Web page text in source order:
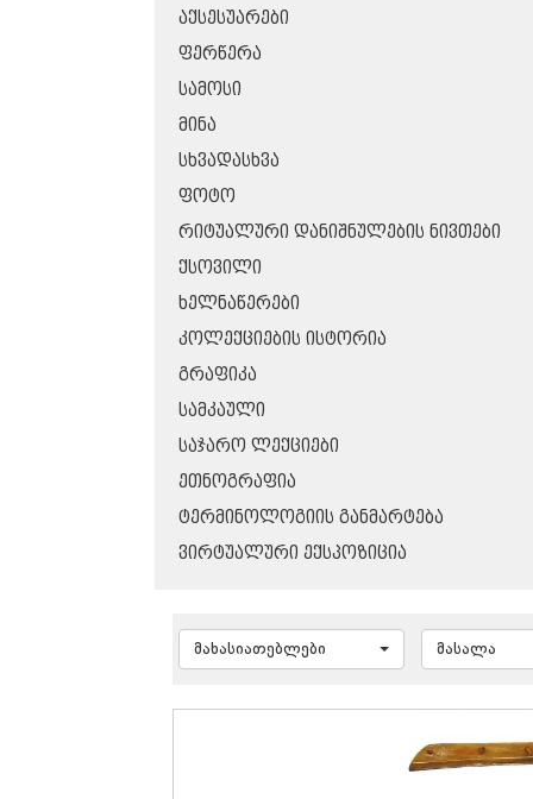
ᲐᲥᲡᲔᲡᲣᲐᲠᲔᲑᲘ
ᲤᲔᲠᲬᲔᲠᲐ
ᲡᲐᲛᲝᲡᲘ
ᲛᲘᲜᲐ
ᲡᲮᲕᲐᲓᲐᲡᲮᲕᲐ
ᲤᲝᲢᲝ
ᲠᲘᲢᲣᲐᲚᲣᲠᲘ ᲓᲐᲜᲘᲨᲜᲣᲚᲔᲑᲘᲡ ᲜᲘᲕᲗᲔᲑᲘ
ᲥᲡᲝᲕᲘᲚᲘ
ᲮᲔᲚᲜᲐᲬᲔᲠᲔᲑᲘ
ᲙᲝᲚᲔᲥᲪᲘᲔᲑᲘᲡ ᲘᲡᲢᲝᲠᲘᲐ
ᲒᲠᲐᲤᲘᲙᲐ
ᲡᲐᲛᲙᲐᲣᲚᲘ
ᲡᲐᲯᲐᲠᲝ ᲚᲔᲥᲪᲘᲔᲑᲘ
ᲔᲗᲜᲝᲒᲠᲐᲤᲘᲐ
ᲢᲔᲠᲛᲘᲜᲝᲚᲝᲒᲘᲘᲡ ᲒᲐᲜᲛᲐᲠᲢᲔᲑᲐ
ᲕᲘᲠᲢᲣᲐᲚᲣᲠᲘ ᲔᲥᲡᲞᲝᲖᲘᲪᲘᲐ
მახასიათებლები მასალა